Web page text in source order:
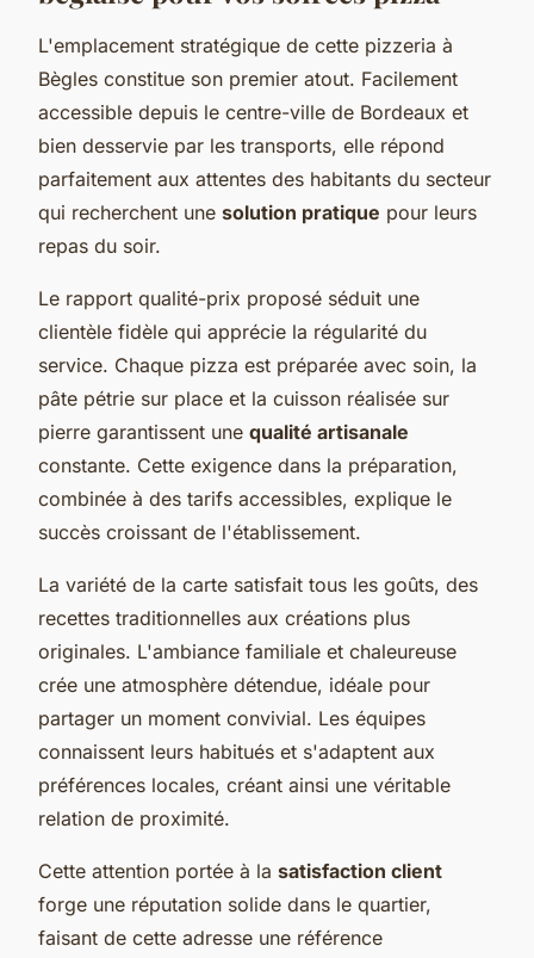
L'emplacement stratégique de cette pizzeria à
Bègles constitue son premier atout. Facilement
accessible depuis le centre-ville de Bordeaux et
bien desservie par les transports, elle répond
parfaitement aux attentes des habitants du secteur
qui recherchent une solution pratique pour leurs
repas du soir.
Le rapport qualité-prix proposé séduit une
clientèle fidèle qui apprécie la régularité du
service. Chaque pizza est préparée avec soin, la
pâte pétrie sur place et la cuisson réalisée sur
pierre garantissent une qualité artisanale
constante. Cette exigence dans la préparation,
combinée à des tarifs accessibles, explique le
succès croissant de l'établissement.
La variété de la carte satisfait tous les goûts, des
recettes traditionnelles aux créations plus
originales. L'ambiance familiale et chaleureuse
crée une atmosphère détendue, idéale pour
partager un moment convivial. Les équipes
connaissent leurs habitués et s'adaptent aux
préférences locales, créant ainsi une véritable
relation de proximité.
Cette attention portée à la satisfaction client
forge une réputation solide dans le quartier,
faisant de cette adresse une référence